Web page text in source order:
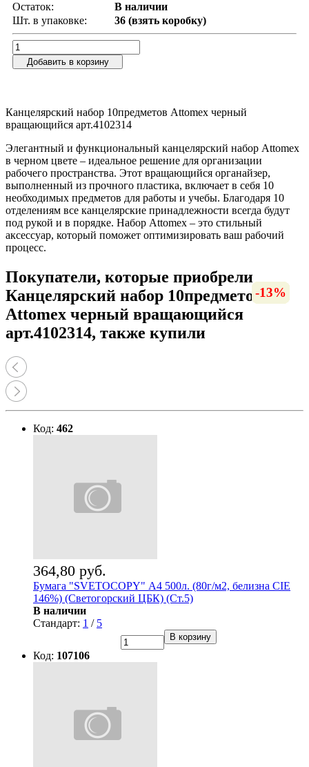
Остаток:
В наличии
Шт. в упаковке:
36 (взять коробку)
Добавить в корзину
Канцелярский набор 10предметов Attomex черный
вращающийся арт.4102314
Элегантный и функциональный канцелярский набор Attomex
в черном цвете – идеальное решение для организации
рабочего пространства. Этот вращающийся органайзер,
выполненный из прочного пластика, включает в себя 10
необходимых предметов для работы и учебы. Благодаря 10
отделениям все канцелярские принадлежности всегда будут
под рукой и в порядке. Набор Attomex – это стильный
аксессуар, который поможет оптимизировать ваш рабочий
процесс.
Покупатели, которые приобрели
Канцелярский набор 10предметов
Attomex черный вращающийся
арт.4102314, также купили
Код: 462
364,80 руб.
Бумага "SVETOCOPY" А4 500л. (80г/м2, белизна CIE
146%) (Светогорский ЦБК) (Ст.5)
В наличии
Стандарт: 1 / 5
В корзину
Код: 107106
-16%
-13%
-56%
-12%
-7%
-10%
-12%
-13%
-13%